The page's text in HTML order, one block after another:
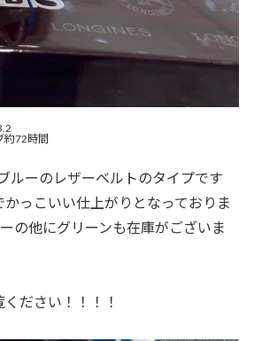
約72時間
ルーのレザーベルトのタイプです
っこいい仕上がりとなっておりま
の他にグリーンも在庫がございま
ださい！！！！